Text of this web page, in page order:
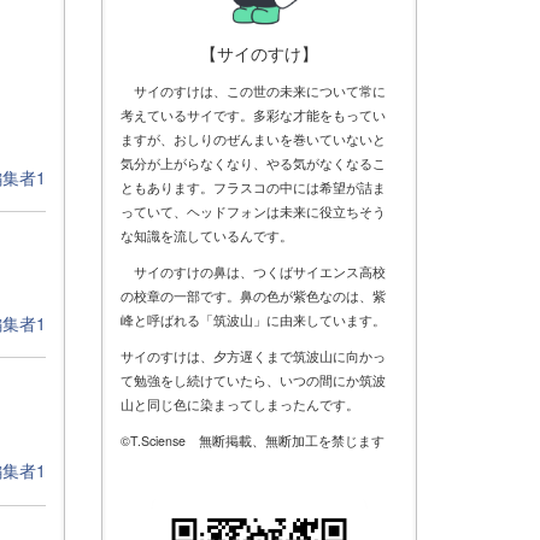
者1
者1
者1
【サイのすけ】
サイのすけは、この世の未来について常に
考えているサイです。多彩な才能をもってい
ますが、おしりのぜんまいを巻いていないと
気分が上がらなくなり、やる気がなくなるこ
ともあります。フラスコの中には希望が詰ま
っていて、ヘッドフォンは未来に役立ちそう
な知識を流しているんです。
サイのすけの鼻は、つくばサイエンス高校
の校章の一部です。鼻の色が紫色なのは、紫
峰と呼ばれる「筑波山」に由来しています。
サイのすけは、夕方遅くまで筑波山に向かっ
て勉強をし続けていたら、いつの間にか筑波
山と同じ色に染まってしまったんです。
©T.Sciense 無断掲載、無断加工を禁じます